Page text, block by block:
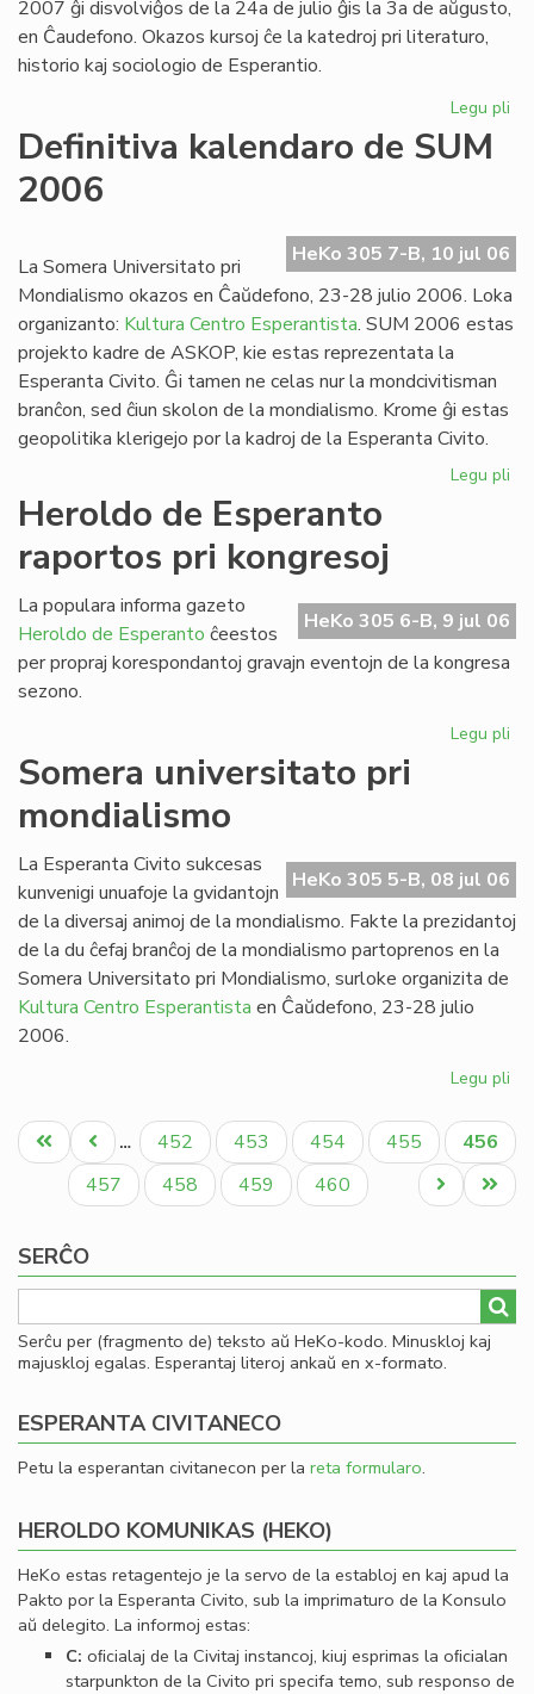
2007 ĝi disvolviĝos de la 24a de julio ĝis la 3a de aŭgusto,
en Ĉaudefono. Okazos kursoj ĉe la katedroj pri literaturo,
historio kaj sociologio de Esperantio.
Legu pli
Definitiva kalendaro de SUM
2006
HeKo 305 7-B, 10 jul 06
La Somera Universitato pri
Mondialismo okazos en Ĉaŭdefono, 23-28 julio 2006. Loka
organizanto: Kultura Centro Esperantista. SUM 2006 estas
projekto kadre de ASKOP, kie estas reprezentata la
Esperanta Civito. Ĝi tamen ne celas nur la mondcivitisman
branĉon, sed ĉiun skolon de la mondialismo. Krome ĝi estas
geopolitika klerigejo por la kadroj de la Esperanta Civito.
Legu pli
Heroldo de Esperanto
raportos pri kongresoj
HeKo 305 6-B, 9 jul 06
La populara informa gazeto
Heroldo de Esperanto ĉeestos
per propraj korespondantoj gravajn eventojn de la kongresa
sezono.
Legu pli
pri
Somera universitato pri
mondialismo
HeKo 305 5-B, 08 jul 06
La Esperanta Civito sukcesas
kunvenigi unuafoje la gvidantojn
de la diversaj animoj de la mondialismo. Fakte la prezidantoj
de la du ĉefaj branĉoj de la mondialismo partoprenos en la
Somera Universitato pri Mondialismo, surloke organizita de
Kultura Centro Esperantista en Ĉaŭdefono, 23-28 julio
2006.
Legu pli
pri
Pagination
Unua
paĝo
Antaŭa
paĝo
… Paĝo
452 Paĝo
453 Paĝo
454 Paĝo
455
Aktuala
paĝo
456
Paĝo
457 Paĝo
458 Paĝo
459 Paĝo
460
Last
page
Next
page
SERĈO
Serĉu per (fragmento de) teksto aŭ HeKo-kodo. Minuskloj kaj
majuskloj egalas. Esperantaj literoj ankaŭ en x-formato.
ESPERANTA CIVITANECO
Petu la esperantan civitanecon per la reta formularo.
HEROLDO KOMUNIKAS (HEKO)
HeKo estas retagentejo je la servo de la establoj en kaj apud la
Pakto por la Esperanta Civito, sub la imprimaturo de la Konsulo
aŭ delegito. La informoj estas:
C: oﬁcialaj de la Civitaj instancoj, kiuj esprimas la oﬁcialan
starpunkton de la Civito pri specifa temo, sub responso de